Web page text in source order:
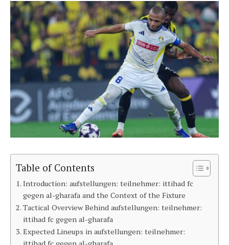
Table of Contents
Introduction: aufstellungen: teilnehmer: ittihad fc
gegen al-gharafa and the Context of the Fixture
Tactical Overview Behind aufstellungen: teilnehmer:
ittihad fc gegen al-gharafa
Expected Lineups in aufstellungen: teilnehmer:
ittihad fc gegen al-gharafa